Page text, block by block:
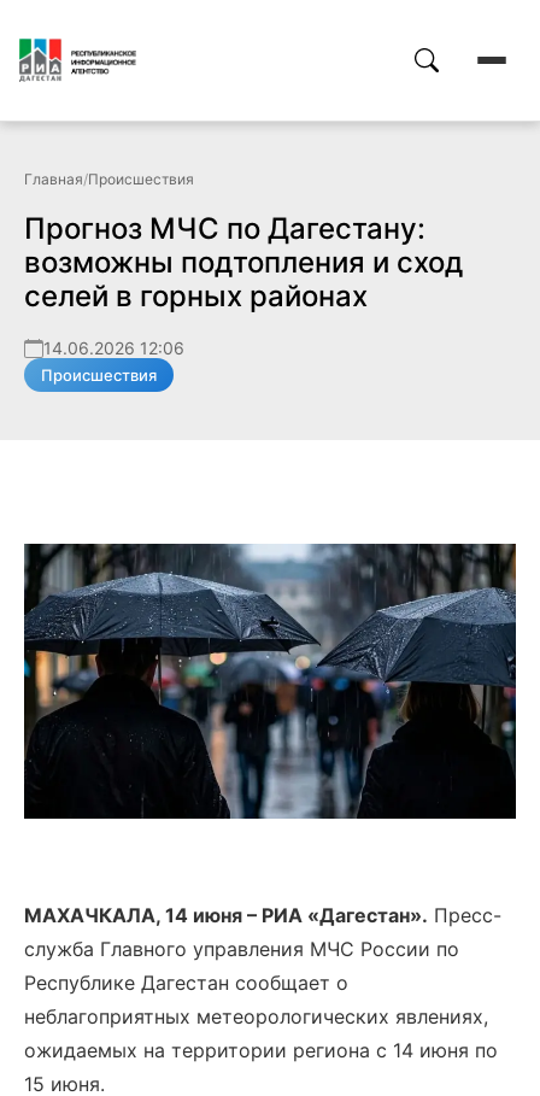
Главная/Происшествия
Прогноз МЧС по Дагестану:
возможны подтопления и сход
селей в горных районах
14.06.2026 12:06
Происшествия
МАХАЧКАЛА, 14 июня – РИА «Дагестан». Пресс-
служба Главного управления МЧС России по
Республике Дагестан сообщает о
неблагоприятных метеорологических явлениях,
ожидаемых на территории региона с 14 июня по
15 июня.